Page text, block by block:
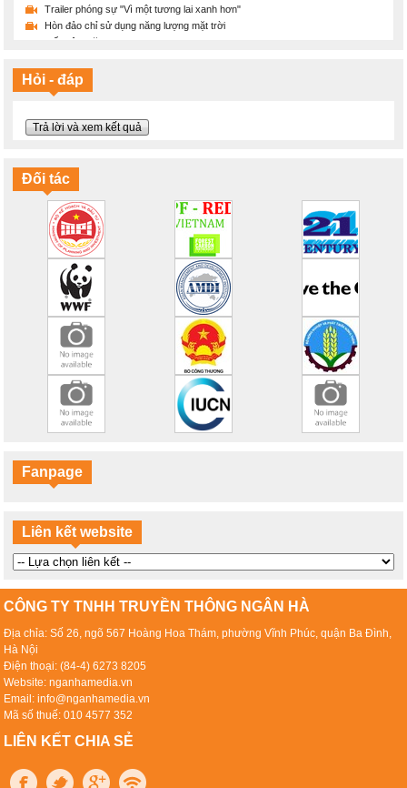
Trailer phóng sự "Vì một tương lai xanh hơn"
Hòn đảo chỉ sử dụng năng lượng mặt trời
Ý thức bảo vệ môi trường là gì?
Thông điệp ý nghĩa và sáng tạo về bảo vệ Mẹ Thiên nhiên
Máy tập thể dục bảo vệ môi trường
Biến đổi khí hậu và một tương lai lạc quan
100% năng lượng tái tạo
Mục tiêu cho khí hậu và năng lượng của EU vào năm 2030
Hãy tiết kiệm năng lượng!
Bạn có hiểu đúng về biến đổi khí hậu?
Ngày Đại dương Thế giới 2016: Lời hứa với đại dương
Thế giới đại dương trên tranh vẽ
Hổ: Tôi không phải tấm thảm!
Những chú voi: Tôi không phải đồ rẻ tiền!
Sừng tê giác không phải thuốc chữa bệnh!
Chiến đấu với nạn săn bắn tê giác
NAMA hỗ trợ mục tiêu phát triển bền vững như thế nào?
Hỏi - đáp
Trả lời và xem kết quả
Đối tác
Fanpage
Liên kết website
CÔNG TY TNHH TRUYỀN THÔNG NGÂN HÀ
Địa chỉa: Số 26, ngõ 567 Hoàng Hoa Thám, phường Vĩnh Phúc, quận Ba Đình,
Hà Nội
Điện thoại: (84-4) 6273 8205
Website: nganhamedia.vn
Email: info@nganhamedia.vn
Mã số thuế: 010 4577 352
LIÊN KẾT CHIA SẺ